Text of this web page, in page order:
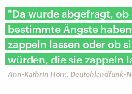
"Da wurde abgefragt, ob
bestimmte Ängste
zappeln lassen oder ob
würden, die sie zappeln
Ann-Kathrin Horn, Deutchlandfunk-